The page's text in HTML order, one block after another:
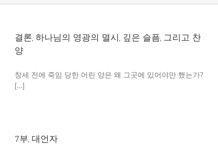
결론, 하나님의 영광의 멸시, 깊은 슬픔, 그리고 찬
양
창세 전에 죽임 당한 어린 양은 왜 그곳에 있어야만 했는가?
[...]
7부, 대언자